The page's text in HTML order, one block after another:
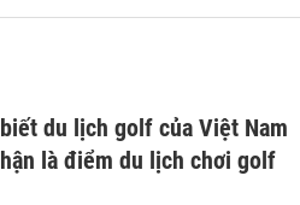
du lịch golf của Việt Nam
là điểm du lịch chơi golf